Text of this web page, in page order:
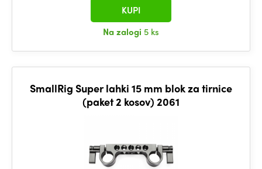
Na zalogi 5 ks
KUPI
SmallRig Super lahki 15 mm blok za tirnice
(paket 2 kosov) 2061